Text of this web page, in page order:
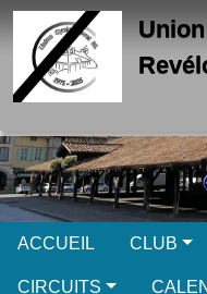
ACCUEIL CLUB
CIRCUITS
Panneau de gestion des